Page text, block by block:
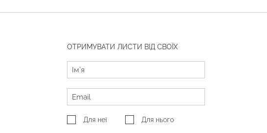
ОТРИМУВАТИ ЛИСТИ ВІД СВОЇХ
Для неї Для нього